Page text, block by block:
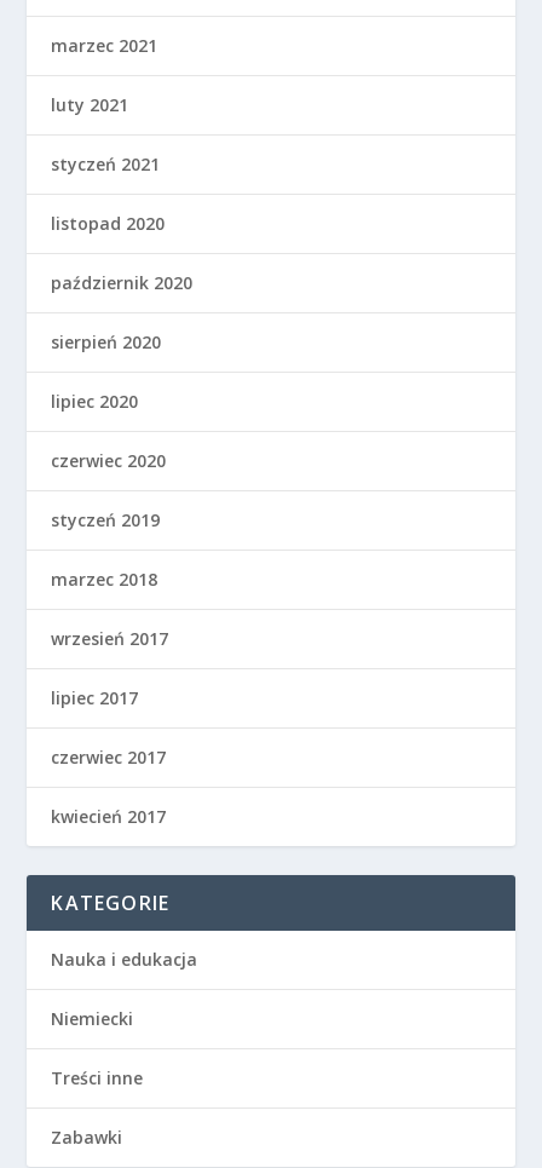
marzec 2021
luty 2021
styczeń 2021
listopad 2020
październik 2020
sierpień 2020
lipiec 2020
czerwiec 2020
styczeń 2019
marzec 2018
wrzesień 2017
lipiec 2017
czerwiec 2017
kwiecień 2017
KATEGORIE
Nauka i edukacja
Niemiecki
Treści inne
Zabawki